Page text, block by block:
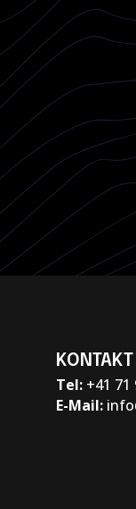
KONTAKT
Tel: +41 71
E-Mail: